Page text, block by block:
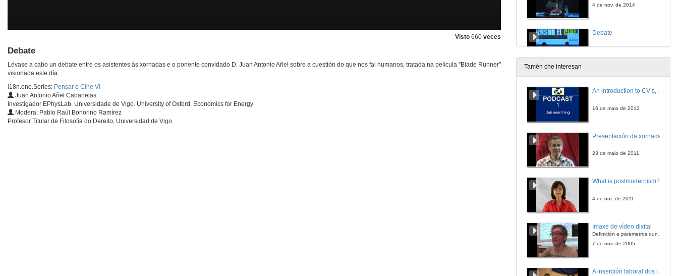
Visto 660 veces
Debate
Lévase a cabo un debate entre os asistentes ás xornadas e o ponente convidado D. Juan Antonio Añel sobre a cuestión do que nos fai humanos, tratada na película "Blade Runner"
visionada este día.
i18n.one.Series: Pensar o Cine VI
Juan Antonio Añel Cabanelas
Investigador EPhysLab. Universidade de Vigo. University of Oxford. Economics for Energy
Modera: Pablo Raúl Bonorino Ramírez
Profesor Titular de Filosofía do Dereito, Universidad de Vigo
4 de nov. de 2014
Debate
Mesa Redonda Interdisciplinaria: Presentación
25 de nov. de 2014
25 de nov. de 2014
25 de nov. de 2014
Tamén che interesan
An introduction to CV’s, letters, and job searching
16 de maio de 2012
Presentación da xornada
23 de maio de 2011
What is postmodernism?
4 de out. de 2011
Imaxe de vídeo dixital
Definición e parámetros dunha imaxe dixital. Resolución e Aspecto. Profundidade da cor. Compresión. Frame por segundo. Entrelazado. Campos, cadros
7 de nov. de 2005
A inserción laboral dos licenciados en Ciencias do Mar: a carreira investigadora